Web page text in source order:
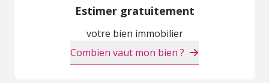
Estimer gratuitement
votre bien immobilier
Combien vaut mon bien ?